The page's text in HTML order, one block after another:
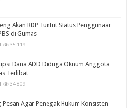
Akan RDP Tuntut Status Penggunaan
di Gumas
35,119
Dana ADD Diduga Oknum Anggota
Terlibat
34,809
Pesan Agar Penegak Hukum Konsisten